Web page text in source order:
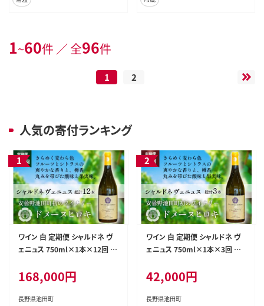
1~60件 ／ 全96件
1 2
人気の寄付ランキング
ワイン 白 定期便 シャルドネ ヴ
ェニュス 750ml×1本×12回 総
野県 池田町 48110361] 白ワイ
ン ドメーヌヒロキ
168,000円
長野県池田町
ワイン 白 定期便 シャルドネ ヴ
ェニュス 750ml×1本×3回 総
県 池田町 48110363] 白ワイン
ドメーヌヒロキ
42,000円
長野県池田町